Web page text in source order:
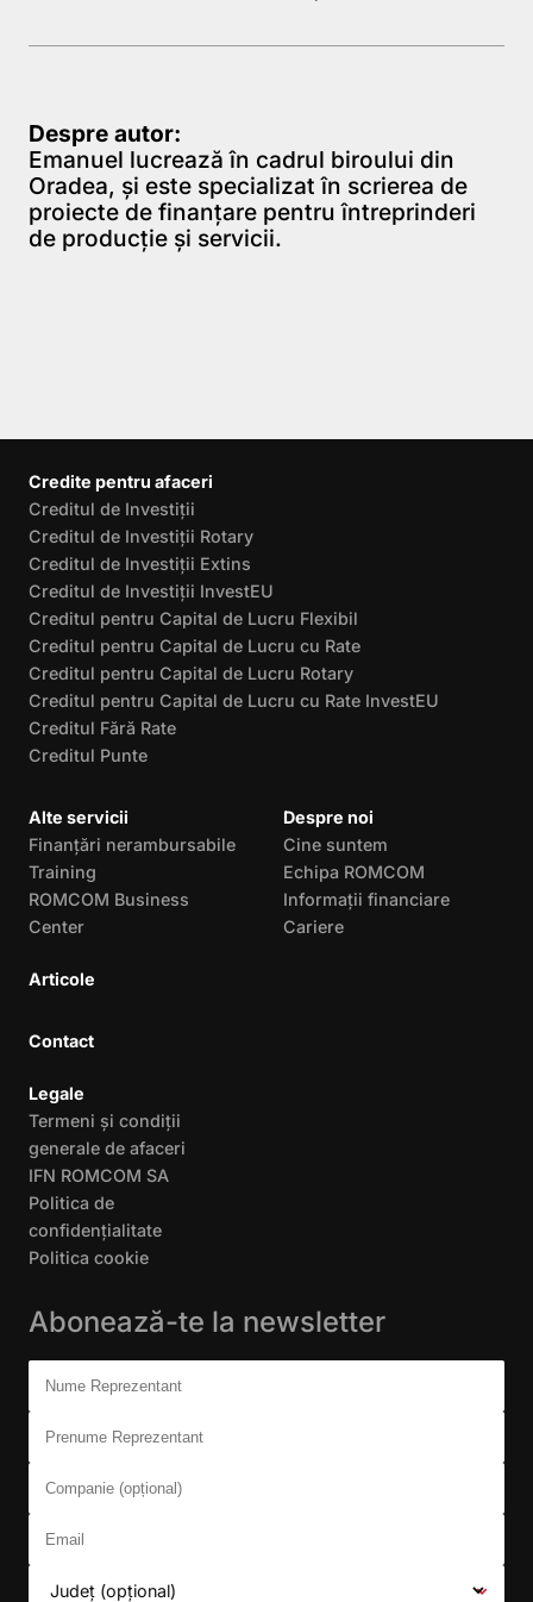
Despre autor:
Emanuel lucrează în cadrul biroului din
Oradea, şi este specializat în scrierea de
proiecte de finanţare pentru întreprinderi
de producţie şi servicii.
Credite pentru afaceri
Creditul de Investiții
Creditul de Investiții Rotary
Creditul de Investiții Extins
Creditul de Investiții InvestEU
Creditul pentru Capital de Lucru Flexibil
Creditul pentru Capital de Lucru cu Rate
Creditul pentru Capital de Lucru Rotary
Creditul pentru Capital de Lucru cu Rate InvestEU
Creditul Fără Rate
Creditul Punte
Alte servicii
Finanțări nerambursabile
Training
ROMCOM Business
Center
Articole
Despre noi
Cine suntem
Echipa ROMCOM
Informații financiare
Cariere
Contact
Legale
Termeni și condiții
generale de afaceri
IFN ROMCOM SA
Politica de
confidențialitate
Politica cookie
Abonează-te la newsletter
Don't fill this out:
Nume Reprezentant
Prenume Reprezentant
Companie (opțional)
Email
Județ (opțional)